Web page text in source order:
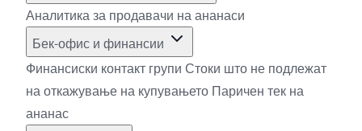
Аналитика за продавачи на ананаси
Бек-офис и финансии
Финансиски контакт групи Стоки што не подлежат
на откажување на купувањето Паричен тек на
ананас